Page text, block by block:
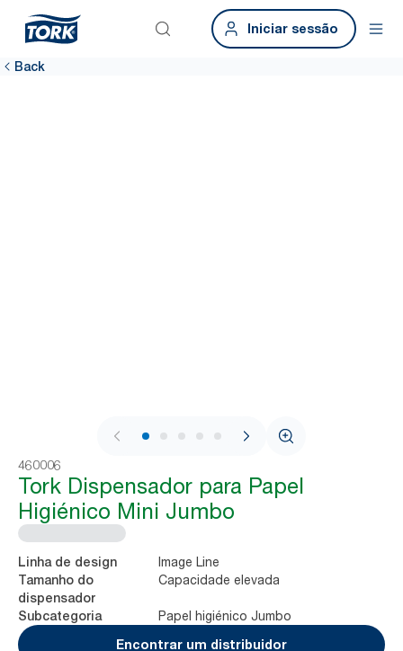
Iniciar sessão
Back
1 / 8
460006
Tork Dispensador para Papel
Higiénico Mini Jumbo
Linha de design Image Line
Tamanho do
dispensador
Capacidade elevada
Subcategoria
Papel higiénico Jumbo
Encontrar um distribuidor